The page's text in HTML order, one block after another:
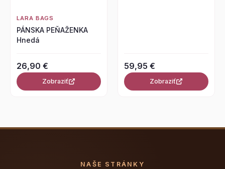
LARA BAGS
PÁNSKA PEŇAŽENKA
Hnedá
26,90 €
Zobraziť
59,95 €
Zobraziť
NAŠE STRÁNKY